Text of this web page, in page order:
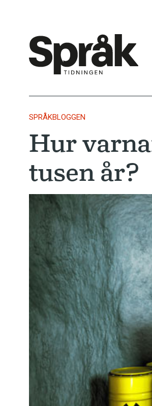
SPRÅKBLOGGEN
Hur
tusen år?